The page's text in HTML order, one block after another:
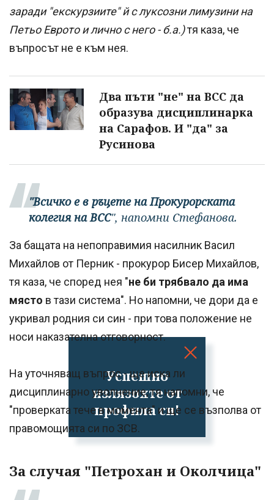
Успешно
излязохте от
профила си!
заради "екскурзиите" й с луксозни лимузини на
Петьо Еврото и лично с него - б.а.)тя каза, че
въпросът не е към нея.
Два пъти "не" на ВСС да
образува дисциплинарка
на Сарафов. И "да" за
Русинова
"Всичко е в ръцете на Прокурорската
колегия на ВСС", напомни Стефанова.
За бащата на непоправимия насилник Васил
Михайлов от Перник - прокурор Бисер Михайлов,
тя каза, че според нея "не би трябвало да има
място в тази система". Но напомни, че дори да е
укривал родния си син - при това положение не
носи наказателна отговорност.
На уточняващ въпрос - ще иска ли
дисциплинарно уволнение, тя напомни, че
"проверката тече в момента" и ще се възполва от
правомощията си по ЗСВ.
За случая "Петрохан и Околчица"